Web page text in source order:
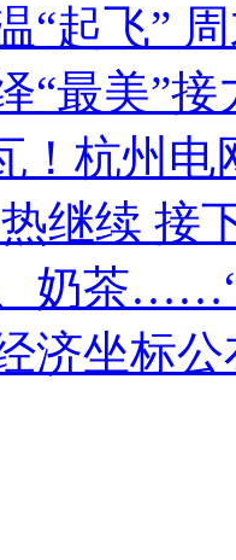
“起飞”
“最美”接
！杭州电
继续 接
奶茶
济坐标